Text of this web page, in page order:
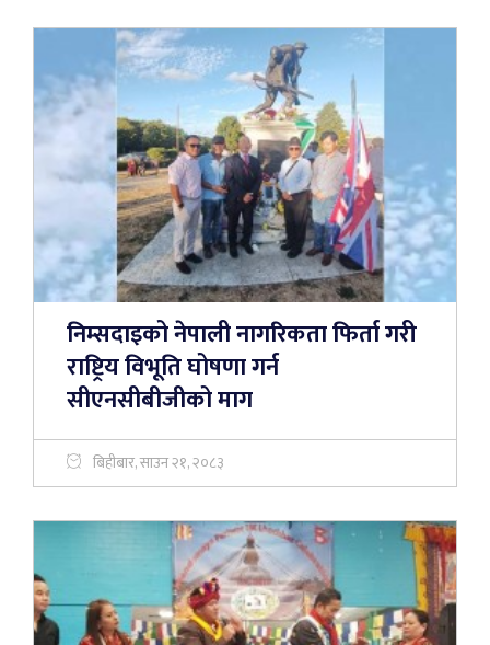
निम्सदाइको नेपाली नागरिकता फिर्ता गरी
राष्ट्रिय विभूति घोषणा गर्न
सीएनसीबीजीको माग
बिहीबार, साउन २१, २०८३